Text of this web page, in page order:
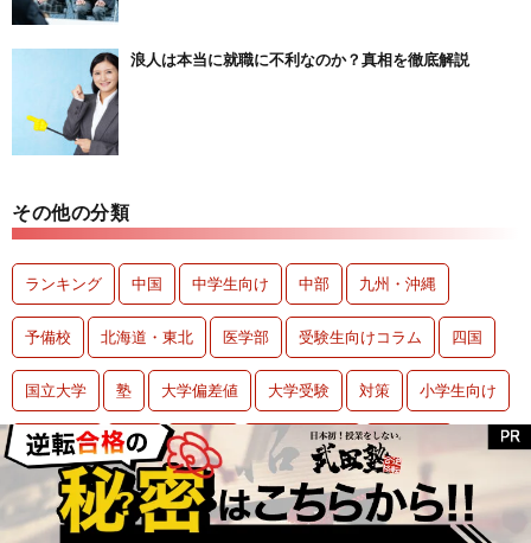
浪人は本当に就職に不利なのか？真相を徹底解説
その他の分類
ランキング 中国 中学生向け 中部 九州・沖縄
予備校 北海道・東北 医学部 受験生向けコラム 四国
国立大学 塾 大学偏差値 大学受験 対策 小学生向け
東京23区 東海 浪人生 甲信越・北陸 私立大学
近畿・関西 通信教育 関東 高校偏差値 高校生向け